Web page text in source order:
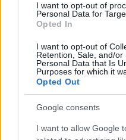
I want to opt-out of
Personal Data for
Opted In
I want to opt-out of
Retention, Sale, and/or
Personal Data that Is
Purposes for which it
Opted Out
Google consents
I want to allow Google
Κατώτατος μισθός: